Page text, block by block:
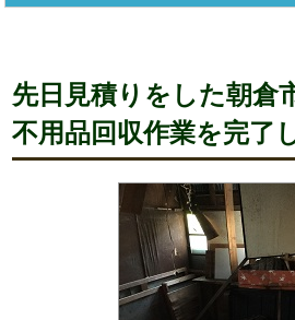
先日見積りをした朝倉
不用品回収作業を完了